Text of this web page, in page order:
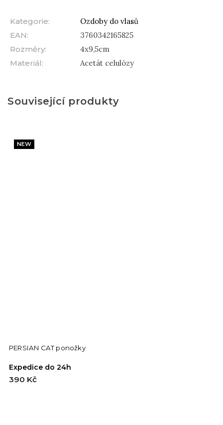
Kategorie:
Ozdoby do vlasů
EAN:
3760342165825
Rozměry:
4x9,5cm
Materiál: Acetát celulózy
Související produkty
NEW
PERSIAN CAT ponožky
Expedice do 24h
390 Kč